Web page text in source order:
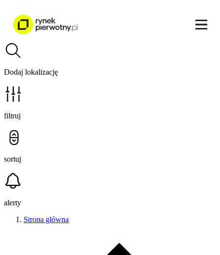
Dodaj lokalizację
filtruj
sortuj
alerty
Strona główna